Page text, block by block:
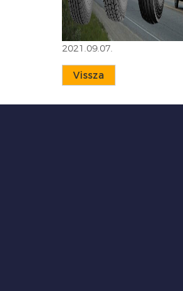
2021.09.07.
Vissza